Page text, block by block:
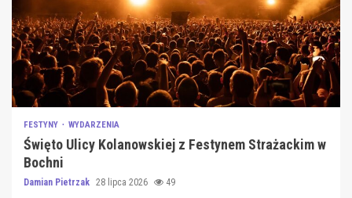
FESTYNY WYDARZENIA
Święto Ulicy Kolanowskiej z Festynem Strażackim w
Bochni
Damian Pietrzak 28 lipca 2026 49